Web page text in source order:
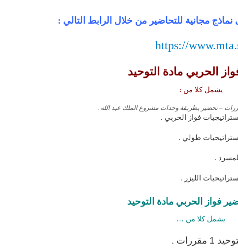
مجانية للتحاضير من خلال الرابط التالي :
https://
الحربي مادة التوحيد
يشمل كلا من :
فواز الحربي مادة التوحيد
يشمل كلا من …
.